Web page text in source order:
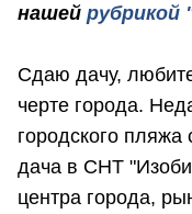
нашей рубрикой
Сдаю дачу,
черте города.
городского пляжа
дача в СНТ
центра города,